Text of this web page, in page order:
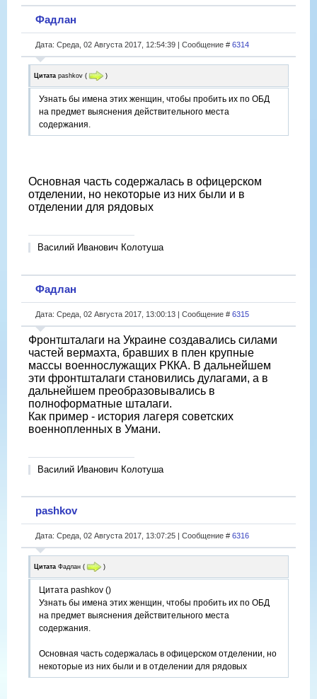
Фадлан
Дата: Среда, 02 Августа 2017, 12:54:39 | Сообщение # 6314
Цитата pashkov ( )
Узнать бы имена этих женщин, чтобы пробить их по ОБД
на предмет выяснения действительного места
содержания.
Основная часть содержалась в офицерском
отделении, но некоторые из них были и в
отделении для рядовых
Василий Иванович Колотуша
Фадлан
Дата: Среда, 02 Августа 2017, 13:00:13 | Сообщение # 6315
Фронтшталаги на Украине создавались силами
частей вермахта, бравших в плен крупные
массы военнослужащих РККА. В дальнейшем
эти фронтшталаги становились дулагами, а в
дальнейшем преобразовывались в
полноформатные шталаги.
Как пример - история лагеря советских
военнопленных в Умани.
Василий Иванович Колотуша
pashkov
Дата: Среда, 02 Августа 2017, 13:07:25 | Сообщение # 6316
Цитата Фадлан ( )
Цитата pashkov ()
Узнать бы имена этих женщин, чтобы пробить их по ОБД
на предмет выяснения действительного места
содержания.
Основная часть содержалась в офицерском отделении, но
некоторые из них были и в отделении для рядовых